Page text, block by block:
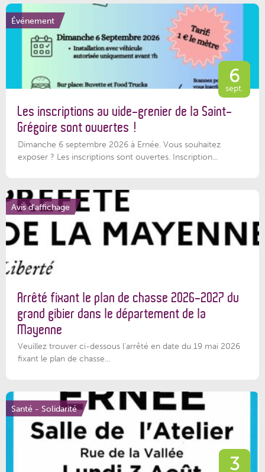
Événement
6
sept.
Les inscriptions au vide-grenier de la Saint-
Grégoire sont ouvertes !
Dimanche 6 septembre 2026 à Ernée. Vous souhaitez
exposer ? Les inscriptions sont ouvertes. Inscription...
Avis d'affichage
Arrêté fixant le plan de chasse 2026-2027 du
grand gibier dans le département de la
Mayenne
Veuillez trouver ci-dessous l’arrêté en date du 19 mai 2026
fixant le plan de chasse...
Santé - Solidarité
3